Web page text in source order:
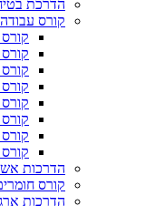
הדרכת
קורס
קורס
הדרכות אש
קורס
הדרכות